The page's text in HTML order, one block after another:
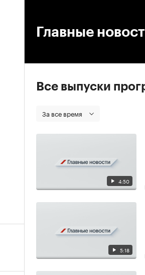
Главные
Все выпуски
За все время
4:50
5:18